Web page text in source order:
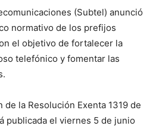
(Subtel) anunció
normativo de los prefijos
el objetivo de fortalecer la
telefónico y fomentar las
la Resolución Exenta 1319 de
publicada el viernes 5 de junio